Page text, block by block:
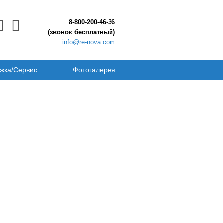
8-800-200-46-36
(звонок бесплатный)
info@re-nova.com
Сервис Фотогалерея